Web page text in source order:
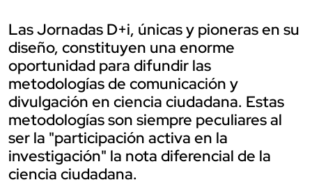
Las Jornadas D+i, únicas y pioneras en su
diseño, constituyen una enorme
oportunidad para difundir las
metodologías de comunicación y
divulgación en ciencia ciudadana. Estas
metodologías son siempre peculiares al
ser la "participación activa en la
investigación" la nota diferencial de la
ciencia ciudadana.